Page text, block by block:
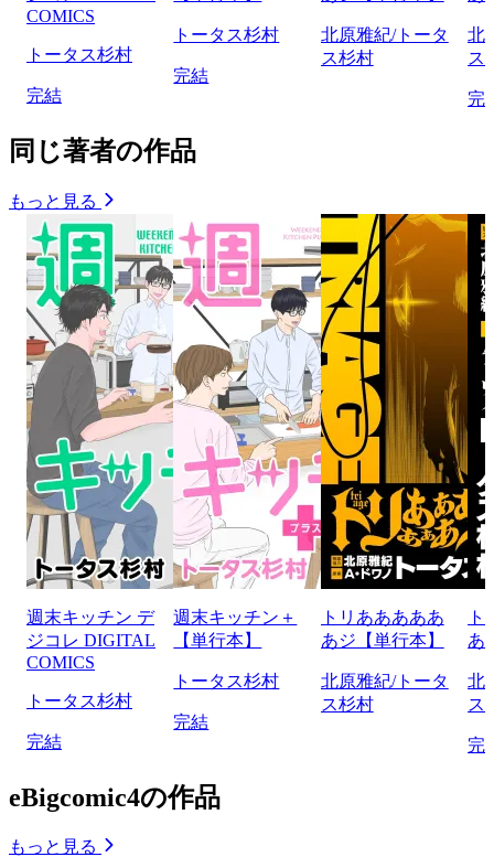
COMICS
トータス杉村
完結
トータス杉村
完結
北原雅紀/トータ
ス杉村
北
ス
完
同じ著者の作品
もっと見る
週末キッチン デ
ジコレ DIGITAL
COMICS
トータス杉村
完結
週末キッチン＋
【単行本】
トータス杉村
完結
トリあああああ
あジ【単行本】
北原雅紀/トータ
ス杉村
ト
あ
北
ス
完
eBigcomic4の作品
もっと見る